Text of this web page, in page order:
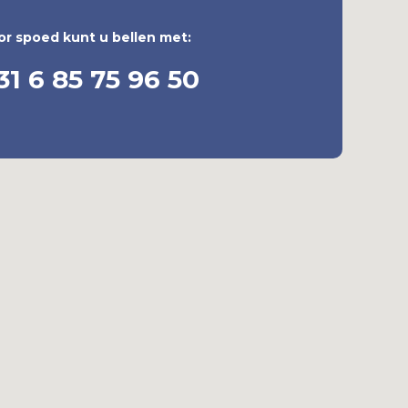
spoed kunt u bellen met:
6 85 75 96 50